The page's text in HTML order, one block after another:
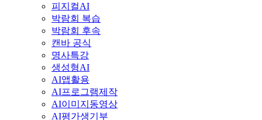
피지컬AI
박람회 복습
박람회 후속
캔바 공식
명사특강
생성형AI
AI앱활용
AI프로그램제작
AI이미지동영상
AI평가생기부